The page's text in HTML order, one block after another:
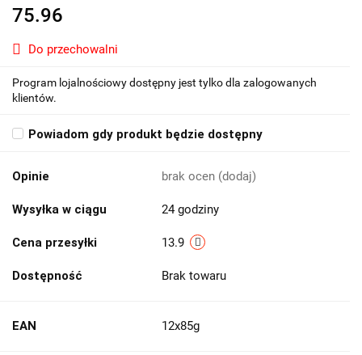
75.96
Do przechowalni
Program lojalnościowy dostępny jest tylko dla zalogowanych
klientów.
Powiadom gdy produkt będzie dostępny
Opinie brak ocen (dodaj)
Wysyłka w ciągu 24 godziny
Cena przesyłki 13.9
Dostępność Brak towaru
EAN 12x85g